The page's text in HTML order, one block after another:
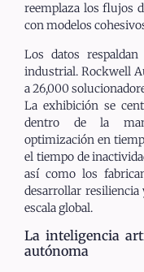
reemplaza los flujos
con modelos
Los datos
industrial. Rockwell
a 26,000
La exhibición se
dentro de la
optimización en
el tiempo de
así como los
desarrollar
escala global.
La inteligencia
autónoma